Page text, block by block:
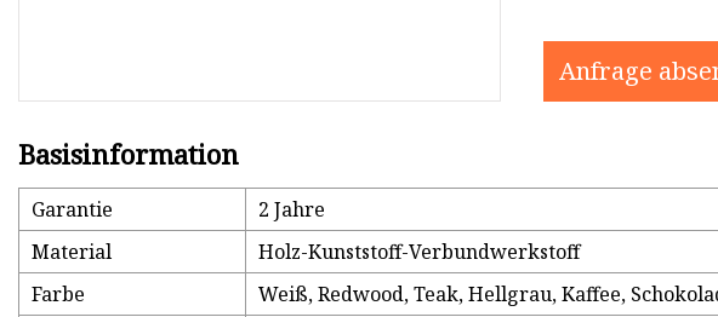
Anfrage
Basisinformation
Garantie
2 Jahre
Material
Holz-Kunststoff-Verbundwerkstoff
Farbe
Weiß, Redwood, Teak, Hellgrau, Kaffee,